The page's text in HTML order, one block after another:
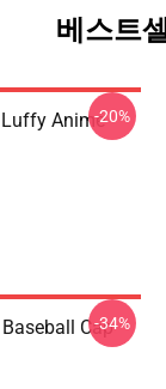
베스트
Luffy Anime-20%
Cap-34%